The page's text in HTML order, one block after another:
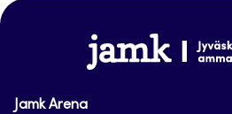
www.jamk.fi
Jamk Arena